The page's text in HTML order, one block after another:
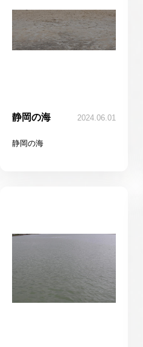
静岡の海 2024.06.01
静岡の海